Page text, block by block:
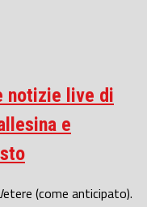
notizie live di
e
(come anticipato).